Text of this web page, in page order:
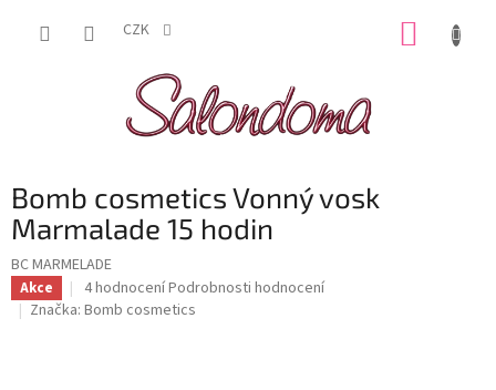
CZK
Bomb cosmetics Vonný vosk
Marmalade 15 hodin
BC MARMELADE
Akce
Průměrné
hodnocení
4 hodnoceníPodrobnosti hodnocení
Značka: Bomb cosmetics